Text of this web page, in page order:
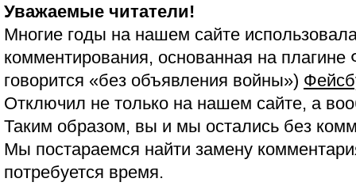
Уважаемые читатели!
Многие годы на нашем сайте
комментирования, основанная на
говорится «без объявления войны»)
Отключил не только на нашем сайте, а
Таким образом, вы и мы остались без
Мы постараемся найти замену
потребуется время.